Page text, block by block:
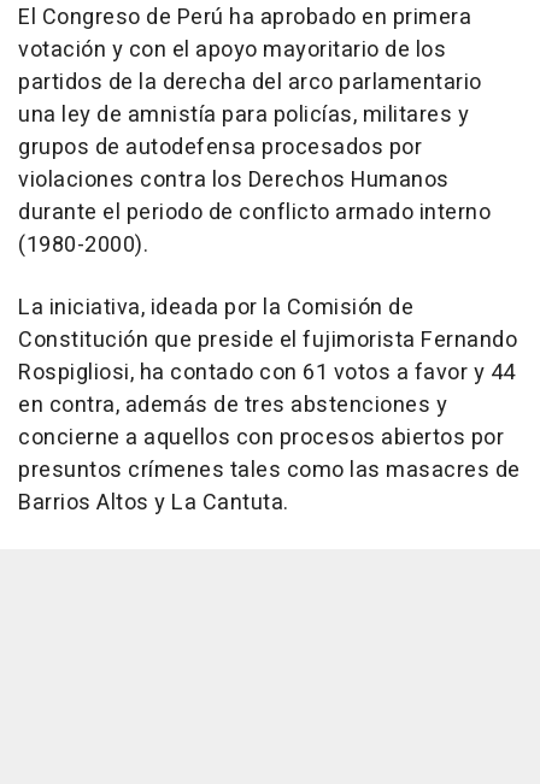
El Congreso de Perú ha aprobado en primera
votación y con el apoyo mayoritario de los
partidos de la derecha del arco parlamentario
una ley de amnistía para policías, militares y
grupos de autodefensa procesados por
violaciones contra los Derechos Humanos
durante el periodo de conflicto armado interno
(1980-2000).
La iniciativa, ideada por la Comisión de
Constitución que preside el fujimorista Fernando
Rospigliosi, ha contado con 61 votos a favor y 44
en contra, además de tres abstenciones y
concierne a aquellos con procesos abiertos por
presuntos crímenes tales como las masacres de
Barrios Altos y La Cantuta.